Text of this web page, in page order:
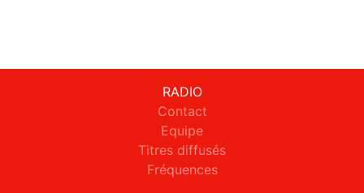
RADIO
Contact
Equipe
Titres diffusés
Fréquences